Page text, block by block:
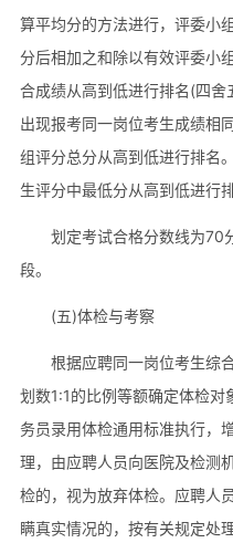
算平均分的方法进行，评委小
分后相加之和除以有效评委小
合成绩从高到低进行排名(四
出现报考同一岗位考生成绩相
组评分总分从高到低进行排名
生评分中最低分从高到低进行排
划定考试合格分数线为70
段。
(五)体检与考察
根据应聘同一岗位考生综
划数1:1的比例等额确定体检
务员录用体检通用标准执行，
理，由应聘人员向医院及检测
检的，视为放弃体检。应聘人
瞒真实情况的，按有关规定处理